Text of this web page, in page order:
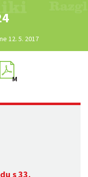
12. 5. 2017
s 33.